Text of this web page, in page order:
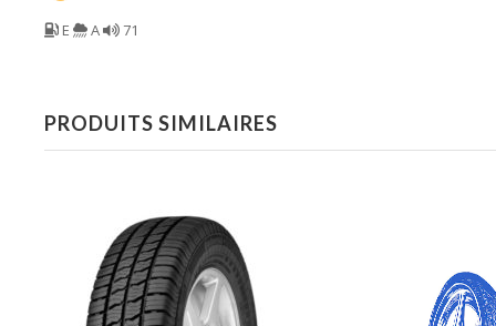
E A 71
PRODUITS SIMILAIRES